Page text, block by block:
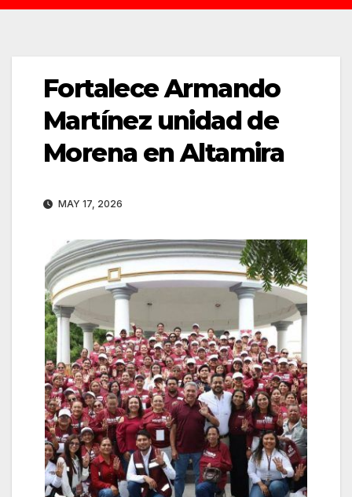
Fortalece Armando
Martínez unidad de
Morena en Altamira
MAY 17, 2026